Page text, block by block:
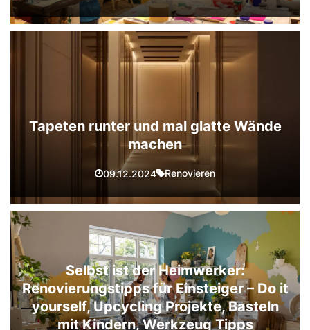
Tapeten runter und mal glatte Wände
machen
09.12.2024 Renovieren
Selbst ist der Heimwerker:
Renovierungstipps für Einsteiger – Do it
yourself, Upcycling Projekte, Basteln
mit Kindern, Werkzeug Tipps